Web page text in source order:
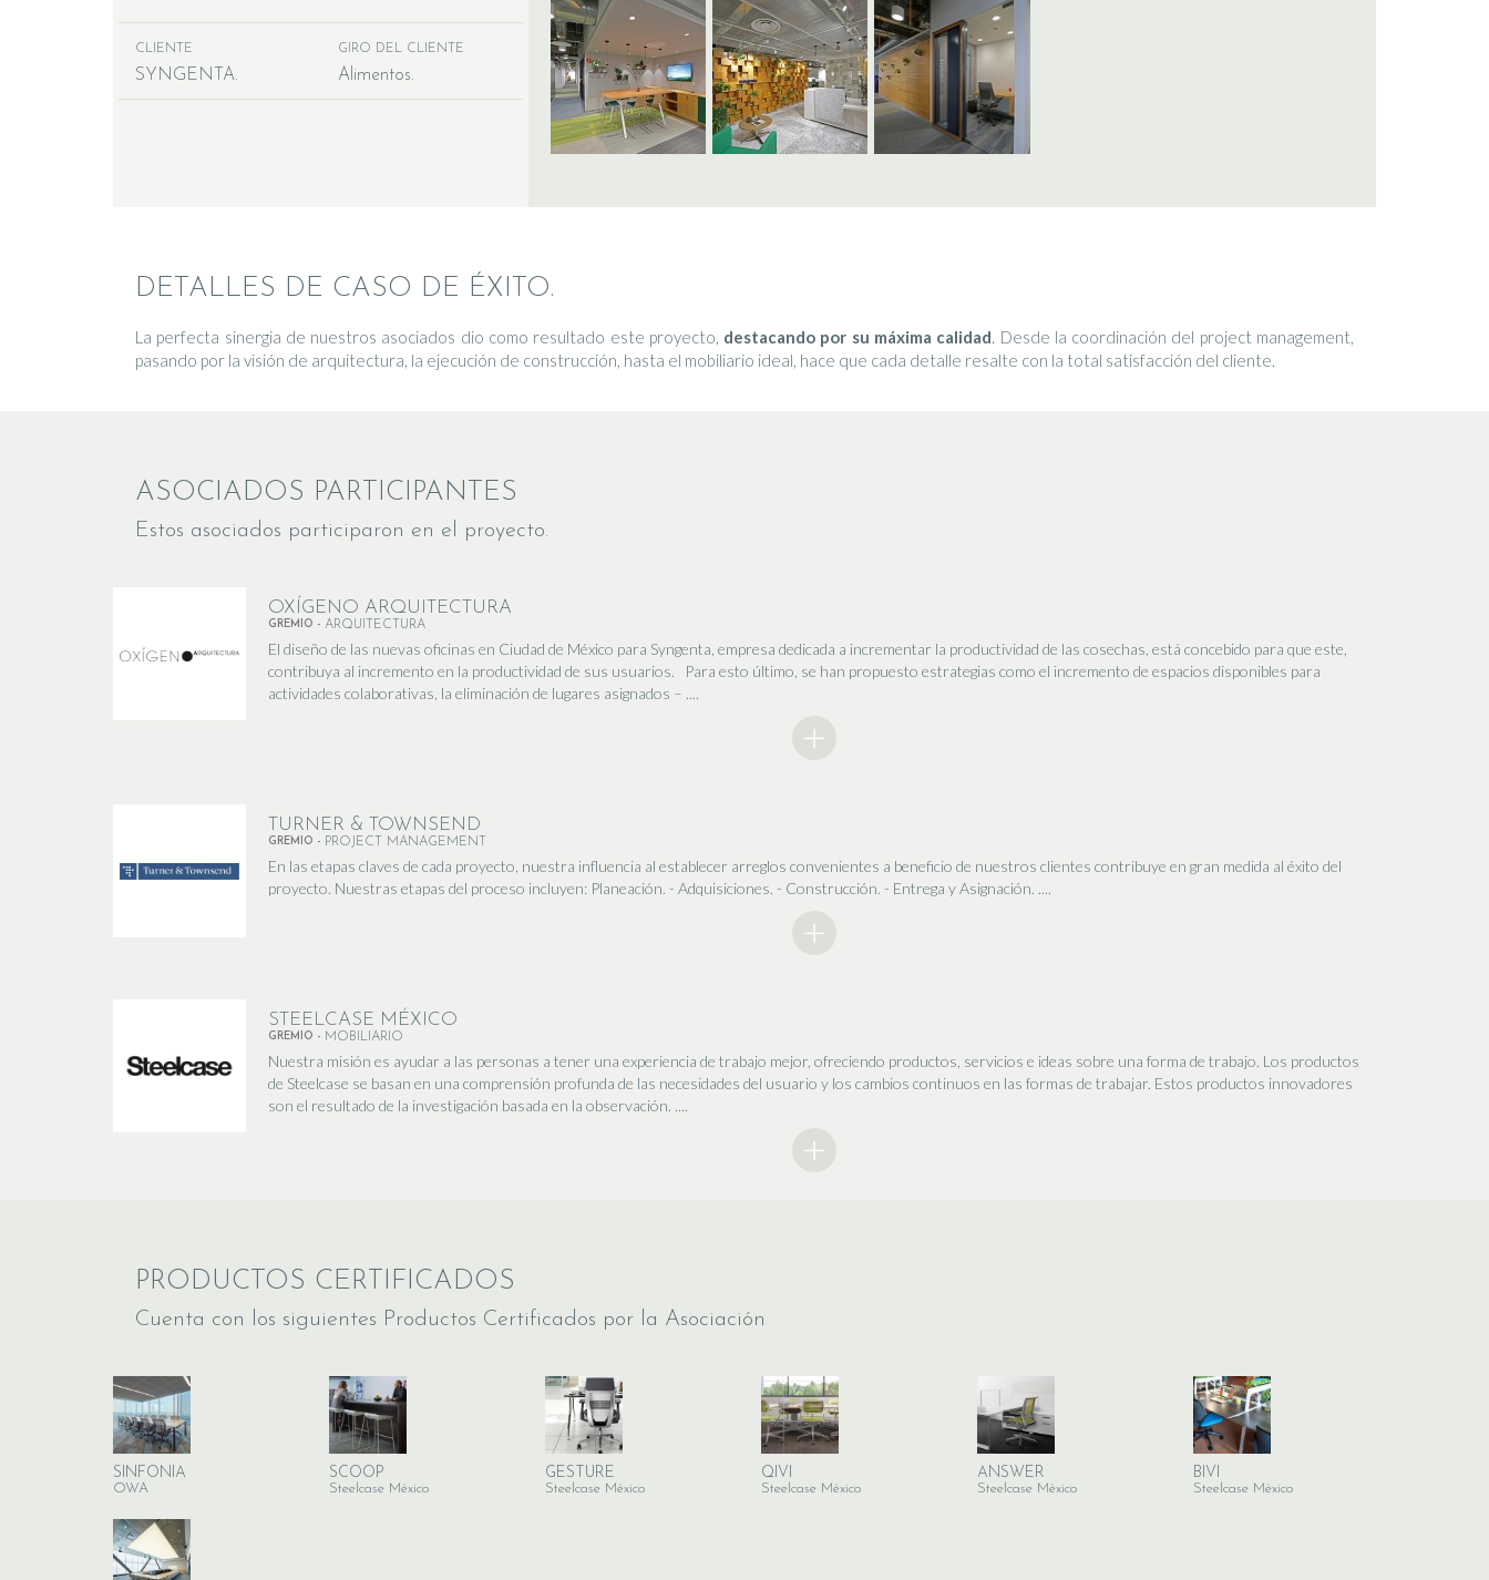
CLIENTE
SYNGENTA
GIRO DEL CLIENTE
Alimentos
DETALLES DE CASO DE ÉXITO.
La perfecta sinergia de nuestros asociados dio como resultado este proyecto, destacando por su máxima calidad. Desde la coordinación del project management,
pasando por la visión de arquitectura, la ejecución de construcción, hasta el mobiliario ideal, hace que cada detalle resalte con la total satisfacción del cliente.
ASOCIADOS PARTICIPANTES
Estos asociados participaron en el proyecto.
OXÍGENO ARQUITECTURA
GREMIO - ARQUITECTURA
El diseño de las nuevas oficinas en Ciudad de México para Syngenta, empresa dedicada a incrementar la productividad de las cosechas, está concebido para que este,
contribuya al incremento en la productividad de sus usuarios. Para esto último, se han propuesto estrategias como el incremento de espacios disponibles para
actividades colaborativas, la eliminación de lugares asignados – ....
TURNER & TOWNSEND
GREMIO - PROJECT MANAGEMENT
En las etapas claves de cada proyecto, nuestra influencia al establecer arreglos convenientes a beneficio de nuestros clientes contribuye en gran medida al éxito del
proyecto. Nuestras etapas del proceso incluyen: Planeación. - Adquisiciones. - Construcción. - Entrega y Asignación. ....
STEELCASE MÉXICO
GREMIO - MOBILIARIO
Nuestra misión es ayudar a las personas a tener una experiencia de trabajo mejor, ofreciendo productos, servicios e ideas sobre una forma de trabajo. Los productos
de Steelcase se basan en una comprensión profunda de las necesidades del usuario y los cambios continuos en las formas de trabajar. Estos productos innovadores
son el resultado de la investigación basada en la observación. ....
PRODUCTOS CERTIFICADOS
Cuenta con los siguientes Productos Certificados por la Asociación
SINFONIA
OWA
SCOOP
Steelcase México
GESTURE
Steelcase México
QIVI
Steelcase México
ANSWER
Steelcase México
BIVI
Steelcase México